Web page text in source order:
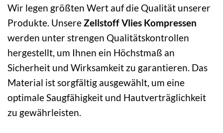
Wir legen größten Wert auf die Qualität unserer
Produkte. Unsere Zellstoff Vlies Kompressen
werden unter strengen Qualitätskontrollen
hergestellt, um Ihnen ein Höchstmaß an
Sicherheit und Wirksamkeit zu garantieren. Das
Material ist sorgfältig ausgewählt, um eine
optimale Saugfähigkeit und Hautverträglichkeit
zu gewährleisten.